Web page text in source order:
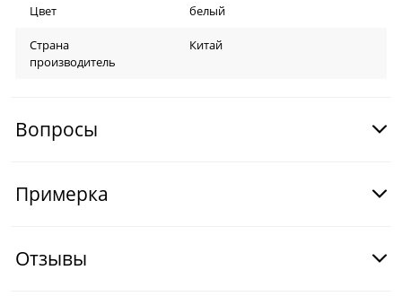
Цвет белый
Страна
производитель
Китай
Вопросы
Примерка
Отзывы